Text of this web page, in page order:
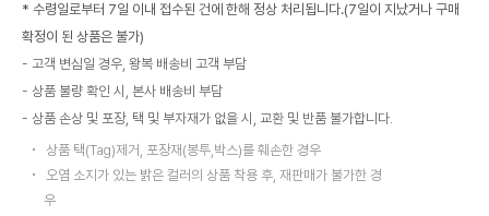
* 수령일로부터 7일 이내 접수된 건에 한해 정상 처리됩니다.(7일이 지났거나 구매
확정이 된 상품은 불가)
고객 변심일 경우, 왕복 배송비 고객 부담
상품 불량 확인 시, 본사 배송비 부담
상품 손상 및 포장, 택 및 부자재가 없을 시, 교환 및 반품 불가합니다.
상품 택(Tag)제거, 포장재(봉투,박스)를 훼손한 경우
오염 소지가 있는 밝은 컬러의 상품 착용 후, 재판매가 불가한 경
우